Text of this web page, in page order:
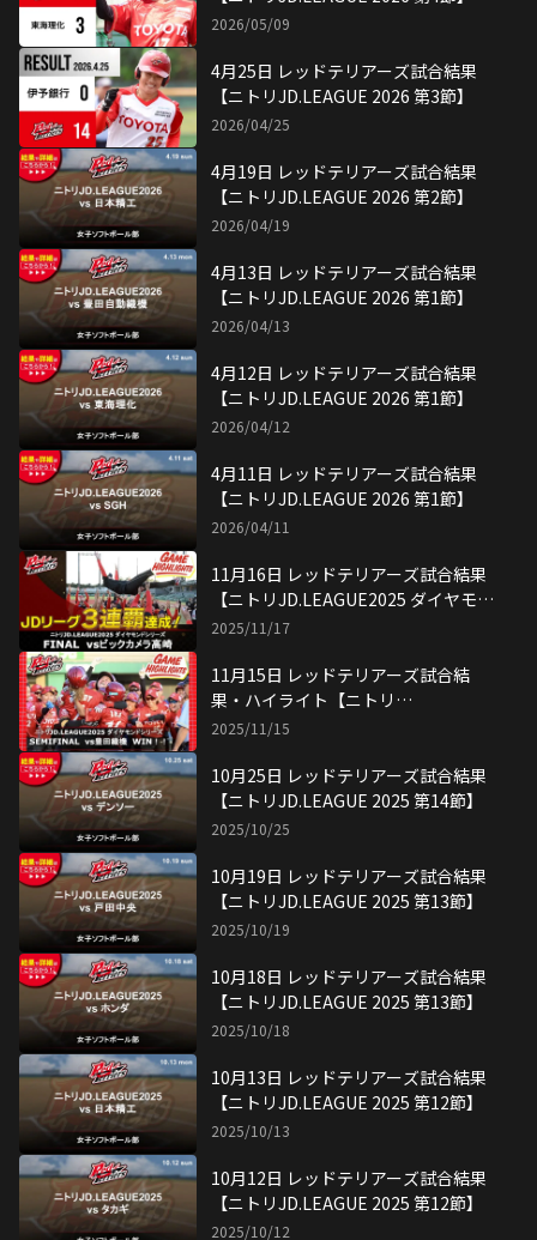
2026/04/11
11月16日 レッドテリアーズ試合結果
【ニトリJD.LEAGUE2025 ダイヤモン
ドシリーズ決勝】
2025/11/17
11月15日 レッドテリアーズ試合結
果・ハイライト【ニトリ
JD.LEAGUE2025 ダイヤモンドシリー
ズ準決勝】
2025/11/15
10月25日 レッドテリアーズ試合結果
【ニトリJD.LEAGUE 2025 第14節】
2025/10/25
10月19日 レッドテリアーズ試合結果
【ニトリJD.LEAGUE 2025 第13節】
2025/10/19
10月18日 レッドテリアーズ試合結果
【ニトリJD.LEAGUE 2025 第13節】
2025/10/18
10月13日 レッドテリアーズ試合結果
【ニトリJD.LEAGUE 2025 第12節】
2025/10/13
10月12日 レッドテリアーズ試合結果
【ニトリJD.LEAGUE 2025 第12節】
2025/10/12
10月11日 レッドテリアーズ試合結果
【ニトリJD.LEAGUE 2025 第12節】
2025/10/11
9月23日 レッドテリアーズ試合結果
【皇后盃 第77回全日本総合女子選手
権・決勝】
2025/09/23
9月23日 レッドテリアーズ試合結果
【皇后盃 第77回全日本総合女子選手
権・準決勝】
2025/09/23
9月22日 レッドテリアーズ試合結果
【皇后盃 第77回全日本総合女子選手
権】
2025/09/22
9月21日 レッドテリアーズ試合結果
【皇后盃 第77回全日本総合女子選手
権】
2025/09/21